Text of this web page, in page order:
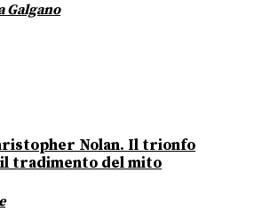
Galgano
Nolan. Il trionfo
il tradimento del mito